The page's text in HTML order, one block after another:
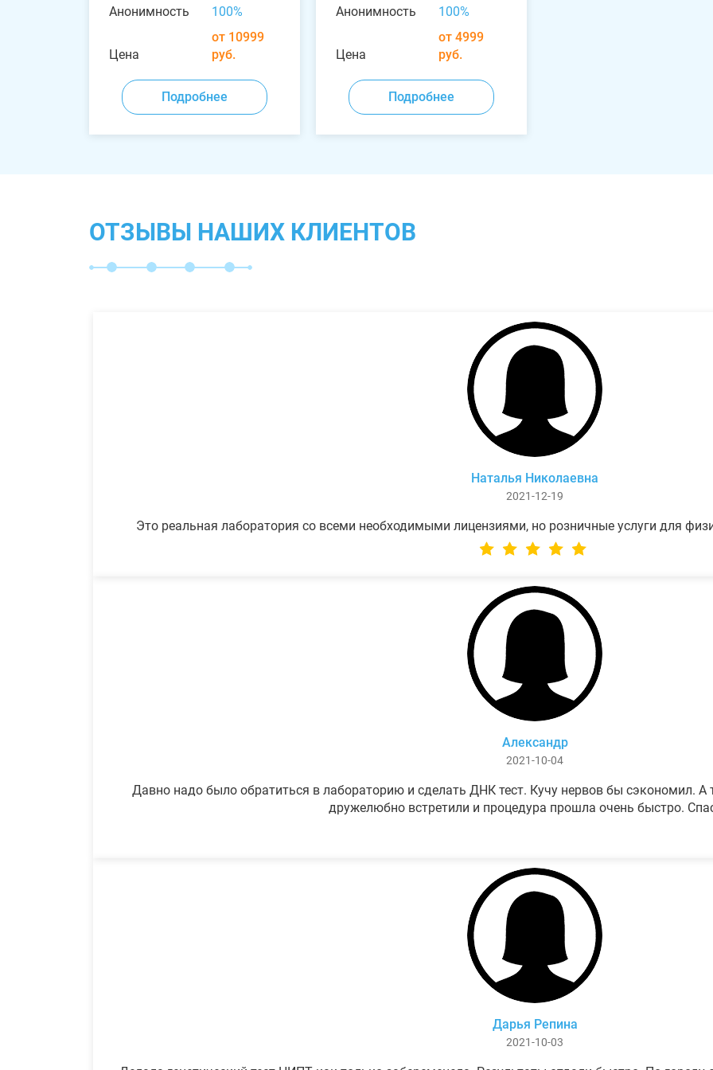
Анонимность 100%
Цена
от 10999
руб.
Подробнее
Анонимность 100%
Цена
от 4999
руб.
Подробнее
ОТЗЫВЫ НАШИХ КЛИЕНТОВ
Наталья Николаевна
2021-12-19
Это реальная лаборатория со всеми необходимыми лицензиями, но розничные услуги для
Александр
2021-10-04
Давно надо было обратиться в лабораторию и сделать ДНК тест. Кучу нервов бы сэкономил. А
дружелюбно встретили и процедура прошла очень быстро.
Дарья Репина
2021-10-03